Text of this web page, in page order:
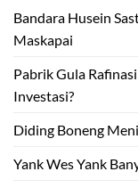
Bandara Husein
Maskapai
Pabrik Gula
Investasi?
Diding Boneng
Yank Wes Yank